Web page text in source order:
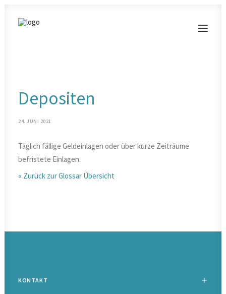
VORTRÄGE
Depositen
24. JUNI 2021
Täglich fällige Geldeinlagen oder über kurze Zeiträume
befristete Einlagen.
« Zurück zur Glossar Übersicht
KONTAKT